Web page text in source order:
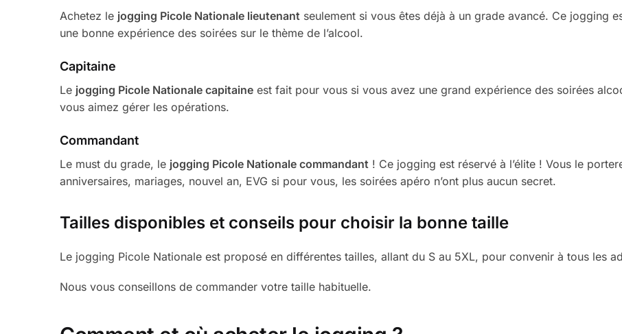
Achetez le jogging Picole Nationale lieutenant seulement si vous êtes déjà à un grade avancé. Ce jogging
une bonne expérience des soirées sur le thème de l’alcool.
Capitaine
Le jogging Picole Nationale capitaine est fait pour vous si vous avez une grand expérience des soirées
vous aimez gérer les opérations.
Commandant
Le must du grade, le jogging Picole Nationale commandant ! Ce jogging est réservé à l’élite ! Vous le
anniversaires, mariages, nouvel an, EVG si pour vous, les soirées apéro n’ont plus aucun secret.
Tailles disponibles et conseils pour choisir la bonne taille
Le jogging Picole Nationale est proposé en différentes tailles, allant du S au 5XL, pour convenir à tous les
Nous vous conseillons de commander votre taille habituelle.